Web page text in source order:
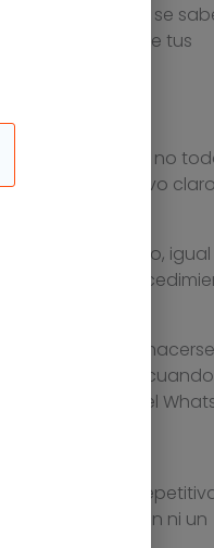
al final no se
en la peor de tus
el teletrabajo, no
tienen un objetivo
Por eso,
la falta de
tareas puede
sólo
al teléfono y el
a tareas
no produzcan ni un